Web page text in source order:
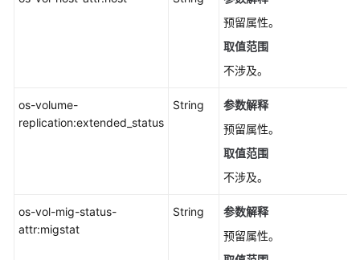
本
查
快
照
预留属性。
取值范围
不涉及。
os-volume-
replication:extended_status
String
参数解释
预留属性。
取值范围
不涉及。
os-vol-mig-status-
attr:migstat
String
参数解释
预留属性。